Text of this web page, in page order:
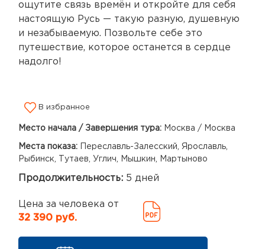
ощутите связь времён и откройте для себя
настоящую Русь — такую разную, душевную
и незабываемую. Позвольте себе это
путешествие, которое останется в сердце
надолго!
В избранное
Место начала / Завершения тура: Москва / Москва
Места показа:
Переславль-Залесский, Ярославль,
Рыбинск, Тутаев, Углич, Мышкин, Мартыново
Продолжительность: 5 дней
Цена за человека от
32 390 руб.